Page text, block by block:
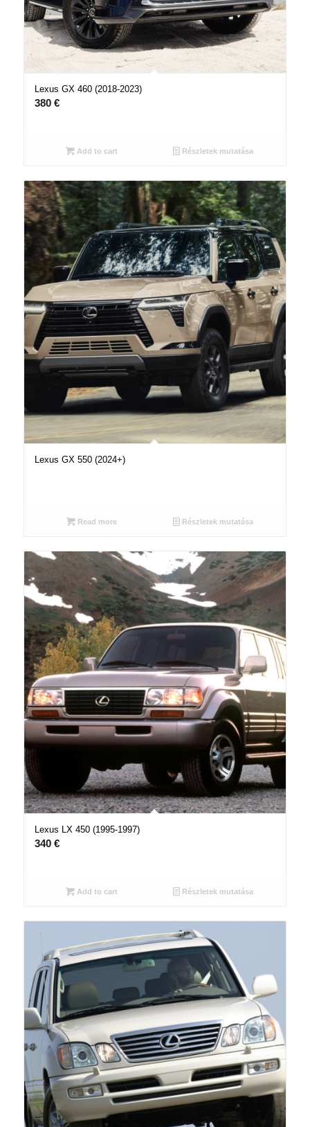
Lexus GX 460 (2018-2023)
380 €
Add to cart Részletek mutatása
Lexus GX 550 (2024+)
Read more Részletek mutatása
Lexus LX 450 (1995-1997)
340 €
Add to cart Részletek mutatása